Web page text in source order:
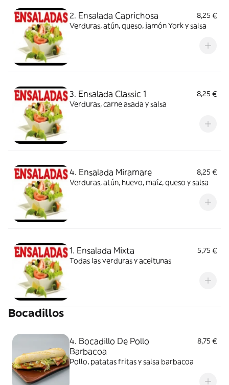
2. Ensalada Caprichosa
8,25 €
Verduras, atún, queso, jamón York y salsa
3. Ensalada Classic 1
8,25 €
Verduras, carne asada y salsa
4. Ensalada Miramare
8,25 €
Verduras, atún, huevo, maíz, queso y salsa
1. Ensalada Mixta
5,75 €
Todas las verduras y aceitunas
Bocadillos
4. Bocadillo De Pollo
Barbacoa
8,75 €
Pollo, patatas fritas y salsa barbacoa